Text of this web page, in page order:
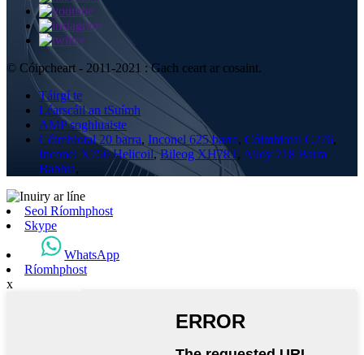
© Cóipcheart - 2011-2021 : Gach ceart ar cosaint.
Táirgí te
Léarscáil an tSuímh
AMP soghluaiste
Cóimhiotal 20 barra, Inconel 625 barra, Cóimhiotal C276,
Inconel X750 Helicoil,Bileog XH78T, Alloy 718 Barra
Babhta,
Seol Ríomhphost
Skype
WhatsApp
Ríomhphost
x